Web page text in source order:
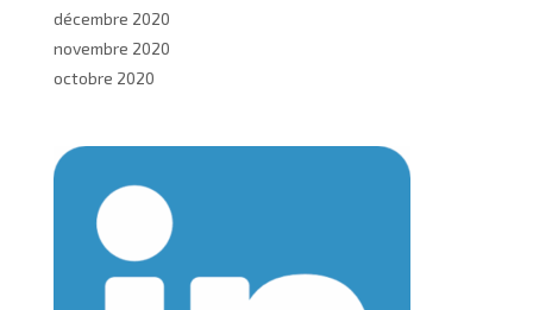
décembre 2020
novembre 2020
octobre 2020